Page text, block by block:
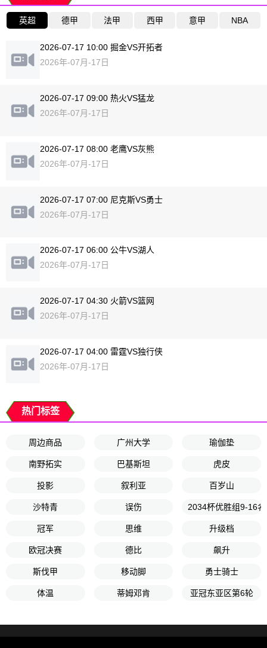
英超 德甲 法甲 西甲 意甲 NBA
2026-07-17 10:00 掘金VS开拓者
2026年-07月-17日
2026-07-17 09:00 热火VS猛龙
2026年-07月-17日
2026-07-17 08:00 老鹰VS灰熊
2026年-07月-17日
2026-07-17 07:00 尼克斯VS勇士
2026年-07月-17日
2026-07-17 06:00 公牛VS湖人
2026年-07月-17日
2026-07-17 04:30 火箭VS篮网
2026年-07月-17日
2026-07-17 04:00 雷霆VS独行侠
2026年-07月-17日
热门标签
周边商品 广州大学 瑜伽垫
南野拓实 巴基斯坦 虎皮
投影 叙利亚 百岁山
沙特青 误伤 2034杯优胜组9-16
冠军 思维 升级档
欧冠决赛 德比 飙升
斯伐甲 移动脚 勇士骑士
体温 蒂姆邓肯 亚冠东亚区第6轮